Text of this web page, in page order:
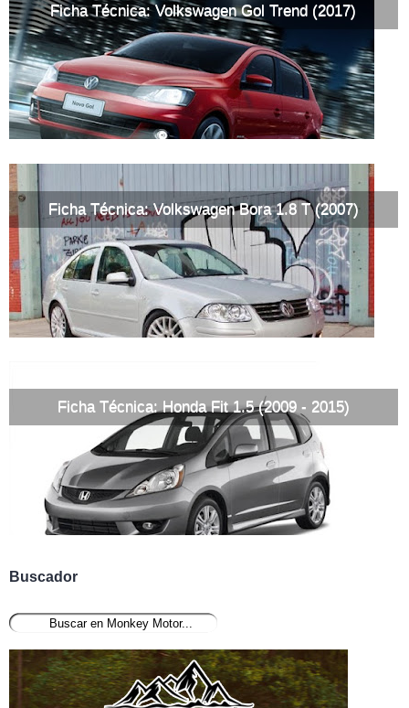
Ficha Técnica: Volkswagen Gol Trend (2017)
Ficha Técnica: Volkswagen Bora 1.8 T (2007)
Ficha Técnica: Honda Fit 1.5 (2009 - 2015)
Buscador